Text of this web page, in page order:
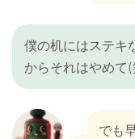
僕の机にはステキ
からそれはやめて(
でも